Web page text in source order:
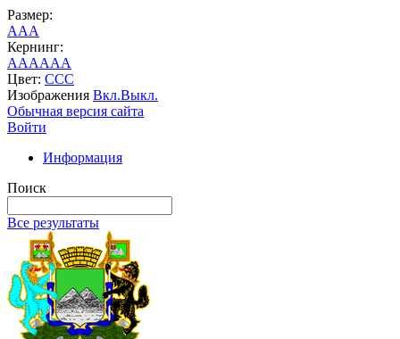
Размер:
AAA
Кернинг:
AAAAAA
Цвет: CCC
Изображения Вкл.Выкл.
Обычная версия сайта
Войти
Информация
Поиск
Все результаты